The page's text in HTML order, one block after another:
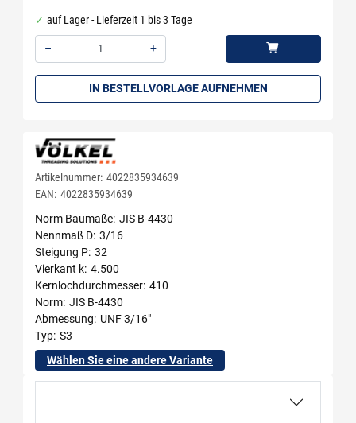
auf Lager - Lieferzeit 1 bis 3 Tage
–
+
IN BESTELLVORLAGE AUFNEHMEN
Artikelnummer: 4022835934639
EAN: 4022835934639
Norm Baumaße JIS B-4430
Nennmaß D 3/16
Steigung P 32
Vierkant k 4.500
Kernlochdurchmesser 410
Norm JIS B-4430
Abmessung
UNF 3/16"
Typ S3
Wählen Sie eine andere Variante